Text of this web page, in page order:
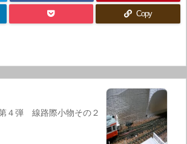
Copy
４弾 線路際小物その２